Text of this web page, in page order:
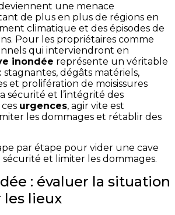
une menace
de plus en plus de régions en
climatique et des épisodes de
Pour les propriétaires comme
qui interviendront en
inondée représente un véritable
dégâts matériels,
et prolifération de moisissures
sécurité et l’intégrité des
urgences, agir vite est
les dommages et rétablir des
par étape pour vider une cave
et limiter les dommages.
: évaluer la situation
les lieux